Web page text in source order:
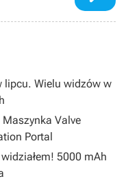
lipcu. Wielu widzów w
Maszynka Valve
Portal
5000 mAh